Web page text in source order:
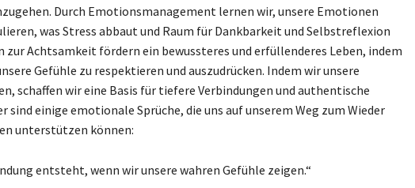
Durch Emotionsmanagement lernen wir, unsere Emotionen
was Stress abbaut und Raum für Dankbarkeit und Selbstreflexion
zur Achtsamkeit fördern ein bewussteres und erfüllenderes Leben, indem
Gefühle zu respektieren und auszudrücken. Indem wir unsere
schaffen wir eine Basis für tiefere Verbindungen und authentische
sind einige emotionale Sprüche, die uns auf unserem Weg zum Wieder
unterstützen können:
entsteht, wenn wir unsere wahren Gefühle zeigen.“